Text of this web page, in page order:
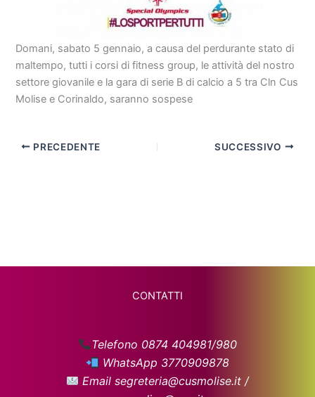
Domani, sabato 5 gennaio, a causa del perdurante stato di
maltempo, tutti i corsi di fitness group, le attività del nostro
settore giovanile e la gara di serie B di calcio a 5 tra Cln Cus
Molise e Corinaldo, saranno sospese
PRECEDENTE SUCCESSIVO
CONTATTI
Telefono 0874 404981/980
WhatsApp 3770909878
Email segreteria@cusmolise.it /